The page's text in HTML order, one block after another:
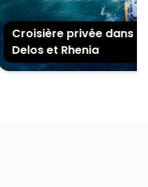
Croisière privée dans les
Delos et Rhenia